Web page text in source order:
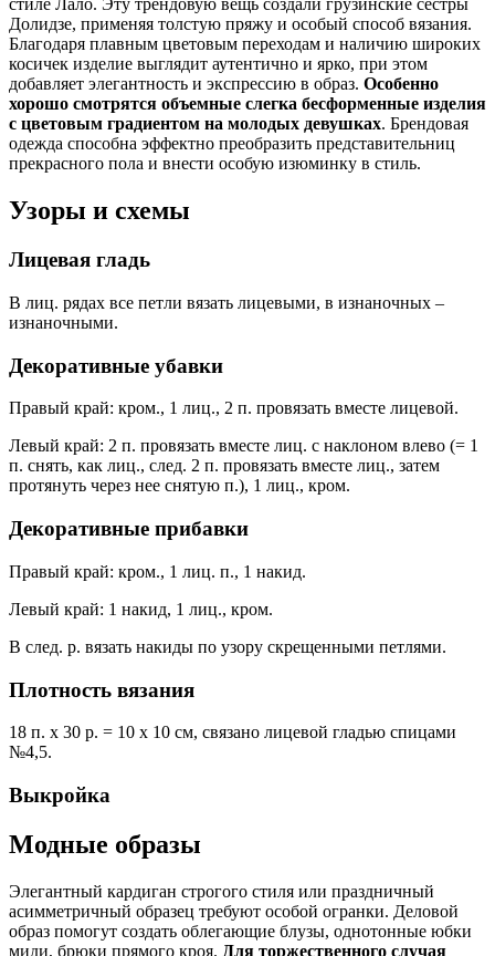
стиле Лало. Эту трендовую вещь создали грузинские сестры
Долидзе, применяя толстую пряжу и особый способ вязания.
Благодаря плавным цветовым переходам и наличию широких
косичек изделие выглядит аутентично и ярко, при этом
добавляет элегантность и экспрессию в образ. Особенно
хорошо смотрятся объемные слегка бесформенные изделия
с цветовым градиентом на молодых девушках. Брендовая
одежда способна эффектно преобразить представительниц
прекрасного пола и внести особую изюминку в стиль.
Узоры и схемы
Лицевая гладь
В лиц. рядах все петли вязать лицевыми, в изнаночных –
изнаночными.
Декоративные убавки
Правый край: кром., 1 лиц., 2 п. провязать вместе лицевой.
Левый край: 2 п. провязать вместе лиц. с наклоном влево (= 1
п. снять, как лиц., след. 2 п. провязать вместе лиц., затем
протянуть через нее снятую п.), 1 лиц., кром.
Декоративные прибавки
Правый край: кром., 1 лиц. п., 1 накид.
Левый край: 1 накид, 1 лиц., кром.
В след. р. вязать накиды по узору скрещенными петлями.
Плотность вязания
18 п. х 30 р. = 10 х 10 см, связано лицевой гладью спицами
№4,5.
Выкройка
Модные образы
Элегантный кардиган строгого стиля или праздничный
асимметричный образец требуют особой огранки. Деловой
образ помогут создать облегающие блузы, однотонные юбки
миди, брюки прямого кроя. Для торжественного случая